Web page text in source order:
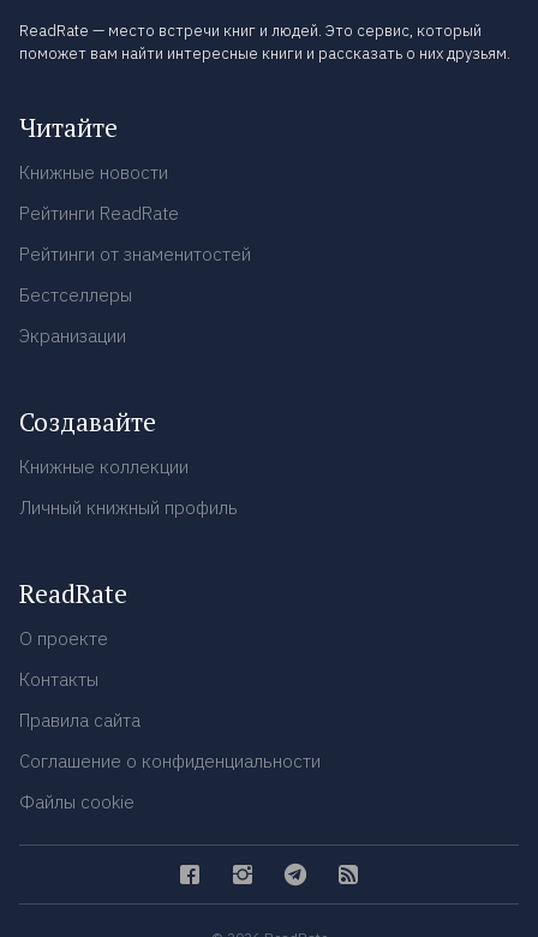
ReadRate — место встречи книг и людей. Это сервис, который
поможет вам найти интересные книги и рассказать о них друзьям.
Читайте
Книжные новости
Рейтинги ReadRate
Рейтинги от знаменитостей
Бестселлеры
Экранизации
Создавайте
Книжные коллекции
Личный книжный профиль
ReadRate
О проекте
Контакты
Правила сайта
Соглашение о конфиденциальности
Файлы cookie